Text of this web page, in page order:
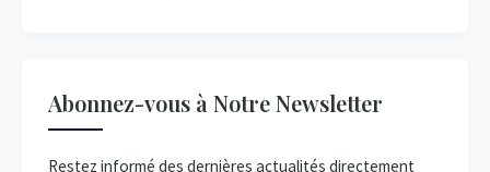
Abonnez-vous à Notre Newsletter
Restez informé des dernières actualités directement